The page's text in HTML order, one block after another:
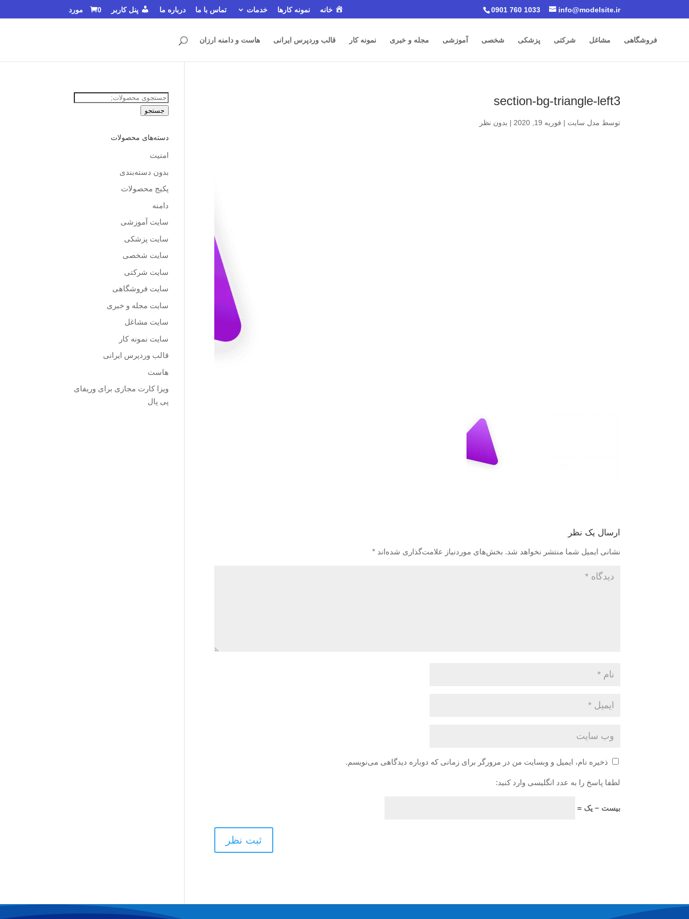
0901 760 1033 info@modelsite.ir خانه نمونه کارها خدمات تماس با ما درباره ما پنل کاربر 0 مورد
فروشگاهی مشاغل شرکتی پزشکی شخصی آموزشی مجله و خبری نمونه کار قالب وردپرس ایرانی هاست و دامنه ارزان
section-bg-triangle-left3
توسط مدل سایت | فوریه 19, 2020 | بدون نظر
ارسال یک نظر
نشانی ایمیل شما منتشر نخواهد شد. بخش‌های موردنیاز علامت‌گذاری شده‌اند*
ذخیره نام، ایمیل و وبسایت من در مرورگر برای زمانی که دوباره دیدگاهی می‌نویسم.
لطفا پاسخ را به عدد انگلیسی وارد کنید:
بیست − یک =
جستجو
برای:
جستجو
دسته‌های محصولات
امنیت
بدون دسته‌بندی
پکیج محصولات
دامنه
سایت آموزشی
سایت پزشکی
سایت شخصی
سایت شرکتی
سایت فروشگاهی
سایت مجله و خبری
سایت مشاغل
سایت نمونه کار
قالب وردپرس ایرانی
هاست
ویزا کارت مجازی برای وریفای
پی پال